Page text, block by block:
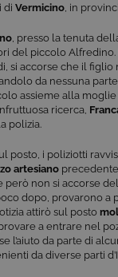
di Vermicino , in
, presso la tenuta
del piccolo Alfredino.
si accorse che il figlio
da nessuna
assieme alla moglie
ricerca,
polizia.
posto, i poliziotti
artesiano
però non si accorse
dopo, provarono a
attirò sul posto
a entrare nel
l’aiuto da parte di
da diverse parti